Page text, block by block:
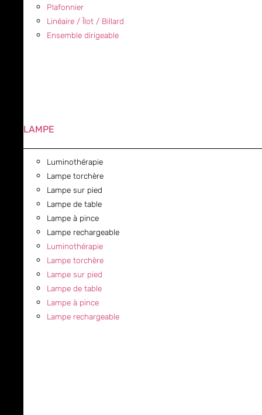
Plafonnier
Linéaire / Îlot / Billard
Ensemble dirigeable
LAMPE
Luminothérapie
Lampe torchère
Lampe sur pied
Lampe de table
Lampe à pince
Lampe rechargeable
Luminothérapie
Lampe torchère
Lampe sur pied
Lampe de table
Lampe à pince
Lampe rechargeable